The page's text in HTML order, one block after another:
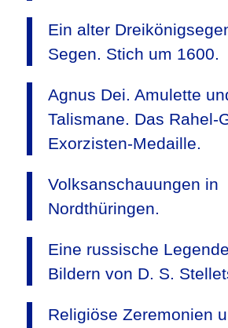
Ein alter
Segen. Stich um 1600.
Agnus Dei. Amulette
Talismane. Das Rahel-
Exorzisten-Medaille.
Volksanschauungen in
Nordthüringen.
Eine russische
Bildern von D. S.
Religiöse Zeremonien